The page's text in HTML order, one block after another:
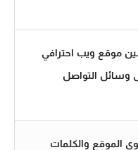
موقع ويب احترافي
وسائل التواصل
الموقع والكلمات